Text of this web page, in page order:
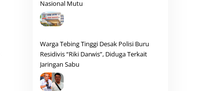
Nasional Mutu
Warga Tebing Tinggi Desak Polisi Buru
Residivis “Riki Darwis”, Diduga Terkait
Jaringan Sabu